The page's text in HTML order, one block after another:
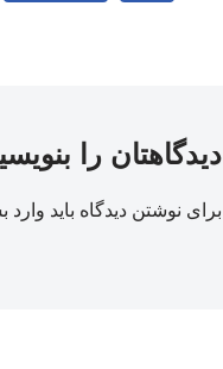
دیدگاهتان را
برای نوشتن دیدگاه باید وارد